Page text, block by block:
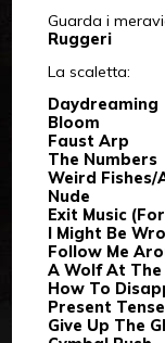
Guarda i
Ruggeri
La scaletta:
Daydreaming
Bloom
Faust Arp
The Numbers
Weird Fishes/
Nude
Exit Music
I Might Be
Follow Me
A Wolf At
How To
Present Tense
Give Up The